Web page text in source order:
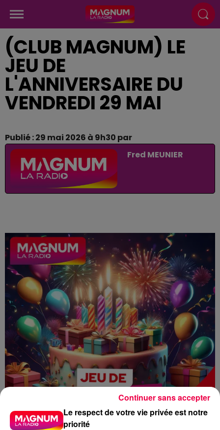
(CLUB MAGNUM) LE
JEU DE
L'ANNIVERSAIRE DU
VENDREDI 29 MAI
Publié : 29 mai 2026 à 9h30 par
Fred MEUNIER
Le respect de votre vie privée est notre
priorité
Continuer sans accepter